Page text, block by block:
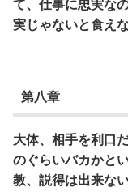
て、仕事に忠実な
実じゃないと食えな
第八章
大体、相手を利口
のぐらいバカかと
教、説得は出来な